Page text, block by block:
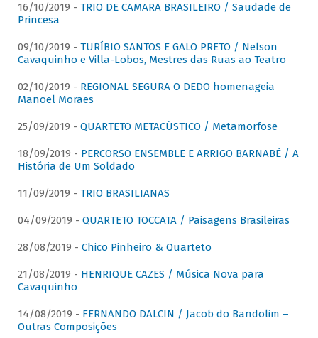
16/10/2019 - TRIO DE CAMARA BRASILEIRO / Saudade de
Princesa
09/10/2019 - TURÍBIO SANTOS E GALO PRETO / Nelson
Cavaquinho e Villa-Lobos, Mestres das Ruas ao Teatro
02/10/2019 - REGIONAL SEGURA O DEDO homenageia
Manoel Moraes
25/09/2019 - QUARTETO METACÚSTICO / Metamorfose
18/09/2019 - PERCORSO ENSEMBLE E ARRIGO BARNABÈ / A
História de Um Soldado
11/09/2019 - TRIO BRASILIANAS
04/09/2019 - QUARTETO TOCCATA / Paisagens Brasileiras
28/08/2019 - Chico Pinheiro & Quarteto
21/08/2019 - HENRIQUE CAZES / Música Nova para
Cavaquinho
14/08/2019 - FERNANDO DALCIN / Jacob do Bandolim –
Outras Composições